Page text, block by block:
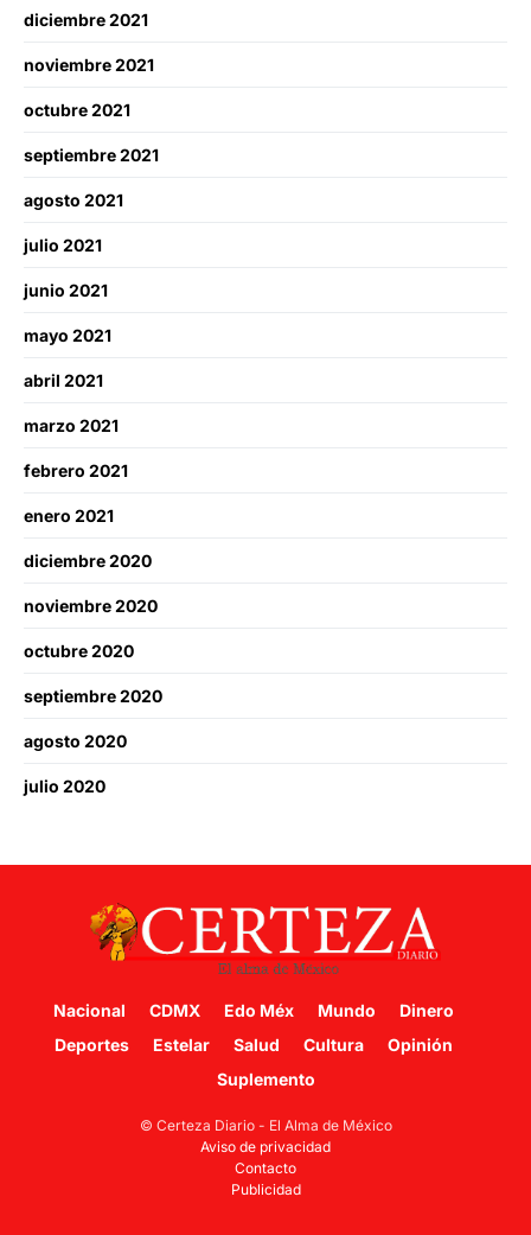
diciembre 2021
noviembre 2021
octubre 2021
septiembre 2021
agosto 2021
julio 2021
junio 2021
mayo 2021
abril 2021
marzo 2021
febrero 2021
enero 2021
diciembre 2020
noviembre 2020
octubre 2020
septiembre 2020
agosto 2020
julio 2020
Nacional CDMX Edo Méx Mundo
Dinero
Deportes
Estelar Salud Cultura
Opinión
Suplemento
© Certeza Diario - El Alma de México
Aviso de privacidad
Contacto
Publicidad